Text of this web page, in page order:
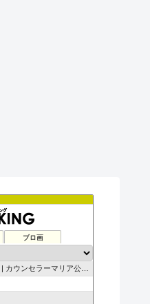
ブロ画
ンセラーマリア公式ブログ